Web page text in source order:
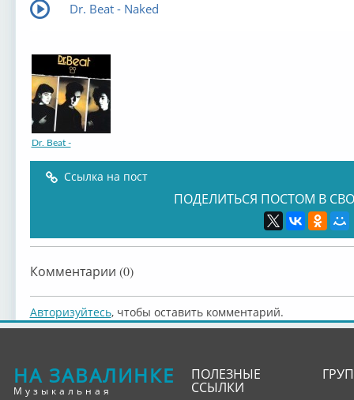
Dr. Beat - Naked
Dr. Beat -
Ссылка на пост
ПОДЕЛИТЬСЯ ПОСТОМ В
Комментарии (0)
Авторизуйтесь, чтобы оставить комментарий.
НА ЗАВАЛИНКЕ
Музыкальная
ПОЛЕЗНЫЕ
ССЫЛКИ